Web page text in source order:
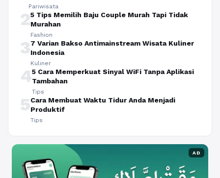
Pariwisata
25 Tips Memilih Baju Couple Murah Tapi Tidak
Murahan
Fashion
37 Varian Bakso Antimainstream Wisata Kuliner
Indonesia
Kuliner
45 Cara Memperkuat Sinyal WiFi Tanpa Aplikasi
Tambahan
Tips
5Cara Membuat Waktu Tidur Anda Menjadi
Produktif
Tips
AD